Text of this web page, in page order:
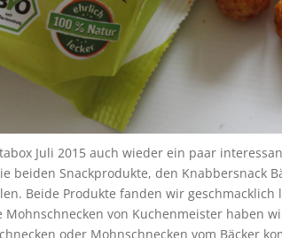
Juli 2015 auch wieder ein paar
beiden Snackprodukte, den Knabbersnack
Beide Produkte fanden wir geschmacklich
von Kuchenmeister haben
oder Mohnschnecken vom Bäcker